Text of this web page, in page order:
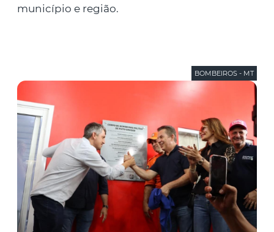
município e região.
BOMBEIROS - MT